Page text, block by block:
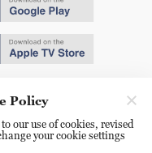
Policy
our use of cookies, revised
your cookie settings